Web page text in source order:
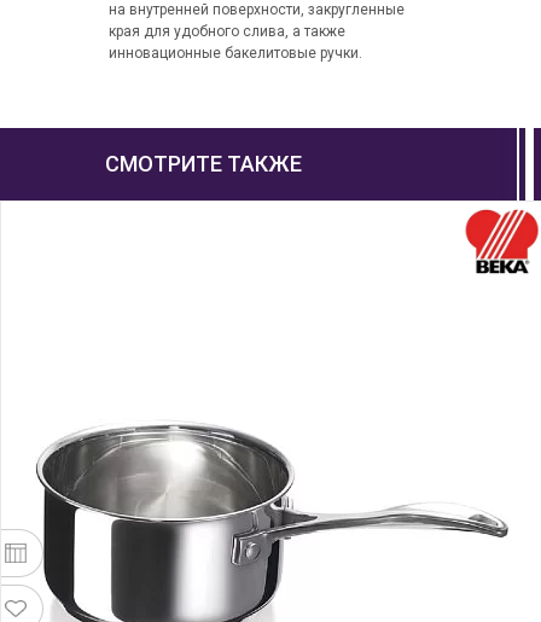
на внутренней поверхности, закругленные
края для удобного слива, а также
инновационные бакелитовые ручки.
СМОТРИТЕ ТАКЖЕ